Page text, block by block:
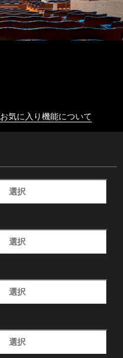
お気に入り機能について
選択
選択
選択
選択